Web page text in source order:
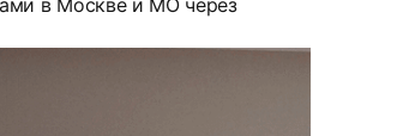
в Москве и МО через